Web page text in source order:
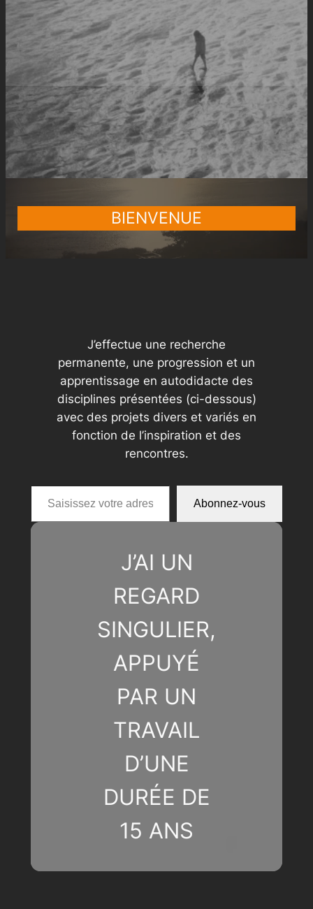
BIENVENUE
J’effectue une recherche
permanente, une progression et un
apprentissage en autodidacte des
disciplines présentées (ci-dessous)
avec des projets divers et variés en
fonction de l’inspiration et des
rencontres.
Saisissez votre adresse e-mail…
Abonnez-vous
J’AI UN
REGARD
SINGULIER,
APPUYÉ
PAR UN
TRAVAIL
D’UNE
DURÉE DE
15 ANS